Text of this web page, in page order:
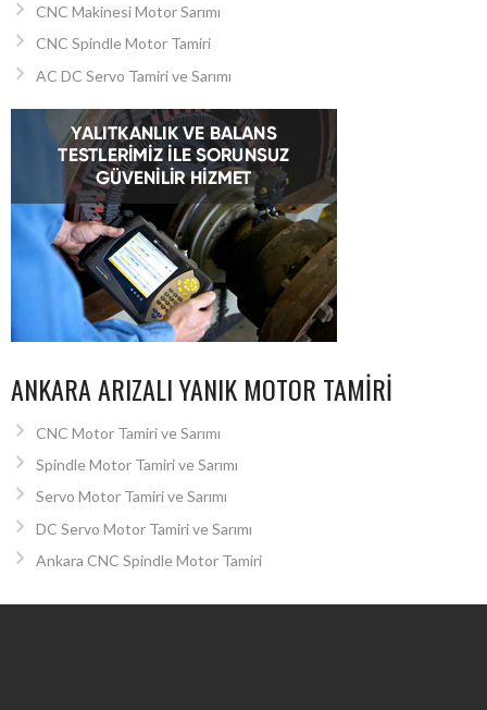
CNC Makinesi Motor Sarımı
CNC Spindle Motor Tamiri
AC DC Servo Tamiri ve Sarımı
ANKARA ARIZALI YANIK MOTOR TAMIRI
CNC Motor Tamiri ve Sarımı
Spindle Motor Tamiri ve Sarımı
Servo Motor Tamiri ve Sarımı
DC Servo Motor Tamiri ve Sarımı
Ankara CNC Spindle Motor Tamiri